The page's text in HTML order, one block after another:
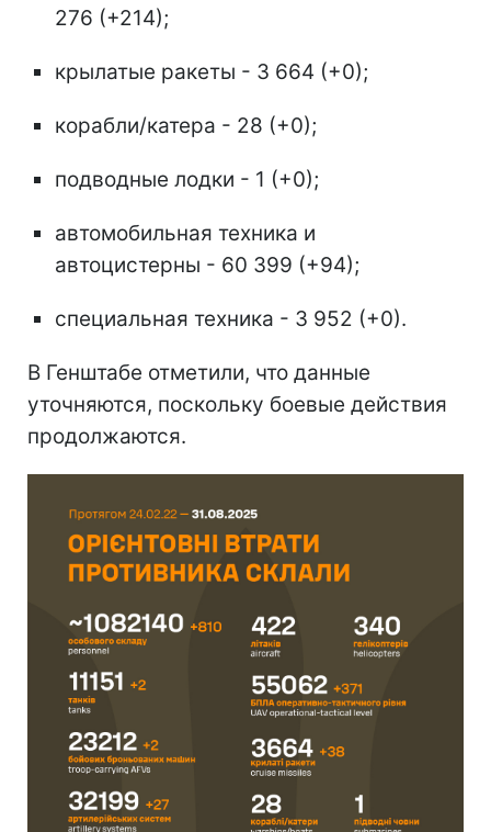
276 (+214);
крылатые ракеты - 3 664 (+0);
корабли/катера - 28 (+0);
подводные лодки - 1 (+0);
автомобильная техника и
автоцистерны - 60 399 (+94);
специальная техника - 3 952 (+0).
В Генштабе отметили, что данные
уточняются, поскольку боевые действия
продолжаются.